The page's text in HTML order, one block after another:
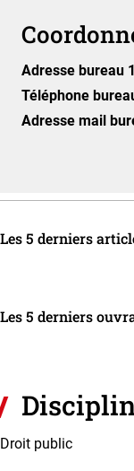
Adresse bureau 1
Téléphone
Adresse mail
Les 5 derniers
Les 5 derniers
Droit public